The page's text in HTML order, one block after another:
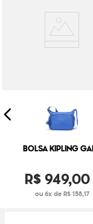
BOLSA KIPLING
R$949,00
ou 6x de R$ 158,17